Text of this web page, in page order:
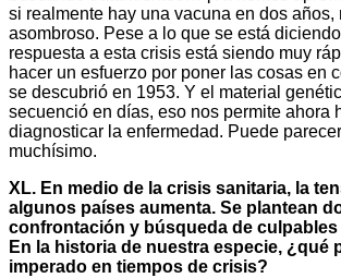
si realmente hay una vacuna en dos años,
asombroso. Pese a lo que se está
respuesta a esta crisis está siendo muy
hacer un esfuerzo por poner las cosas en
se descubrió en 1953. Y el material
secuenció en días, eso nos permite ahora
diagnosticar la enfermedad. Puede
muchísimo.
XL. En medio de la crisis sanitaria, la
algunos países aumenta. Se plantean
confrontación y búsqueda de
En la historia de nuestra especie, ¿qué
imperado en tiempos de crisis?